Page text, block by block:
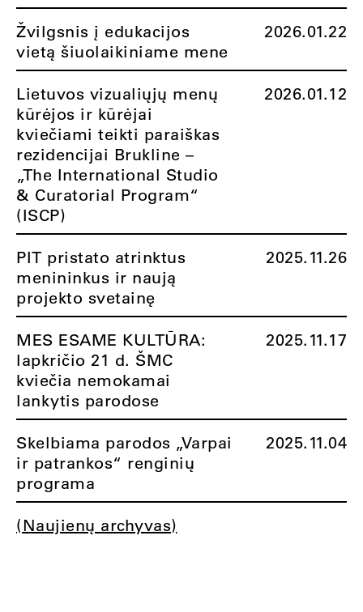
Žvilgsnis į edukacijos
vietą šiuolaikiniame mene
2026.01.22
Lietuvos vizualiųjų menų
kūrėjos ir kūrėjai
kviečiami teikti paraiškas
rezidencijai Brukline –
„The International Studio
& Curatorial Program“
(ISCP)
2026.01.12
PIT pristato atrinktus
menininkus ir naują
projekto svetainę
2025.11.26
MES ESAME KULTŪRA:
lapkričio 21 d. ŠMC
kviečia nemokamai
lankytis parodose
2025.11.17
Skelbiama parodos „Varpai
ir patrankos“ renginių
programa
2025.11.04
(Naujienų archyvas)